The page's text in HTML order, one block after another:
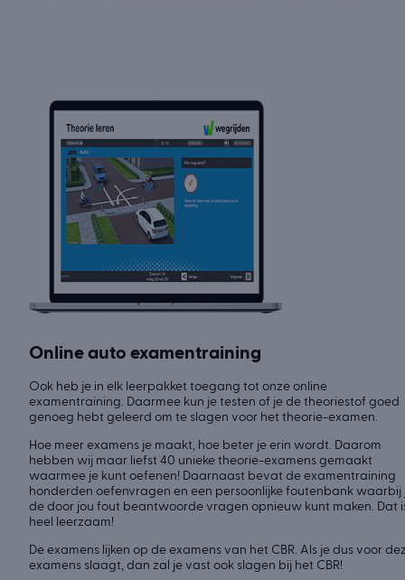
Online auto examentraining
Ook heb je in elk leerpakket toegang tot onze online
examentraining. Daarmee kun je testen of je de theoriestof goed
genoeg hebt geleerd om te slagen voor het theorie-examen.
Hoe meer examens je maakt, hoe beter je erin wordt. Daarom
hebben wij maar liefst 40 unieke theorie-examens gemaakt
waarmee je kunt oefenen! Daarnaast bevat de examentraining
honderden oefenvragen en een persoonlijke foutenbank waarbij
de door jou fout beantwoorde vragen opnieuw kunt maken. Dat
heel leerzaam!
De examens lijken op de examens van het CBR. Als je dus voor
examens slaagt, dan zal je vast ook slagen bij het CBR!